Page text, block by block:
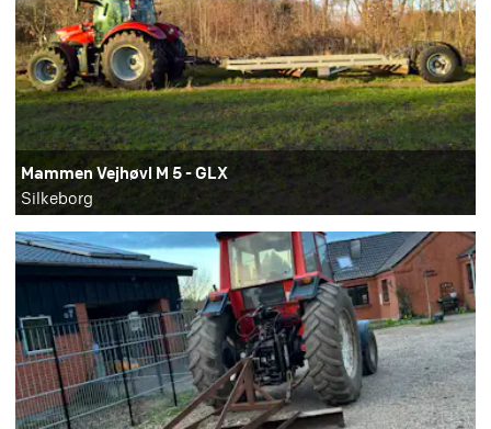
Mammen Vejhøvl M 5 - GLX
Silkeborg